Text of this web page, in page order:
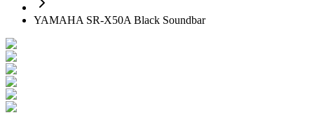
YAMAHA SR-X50A Black Soundbar